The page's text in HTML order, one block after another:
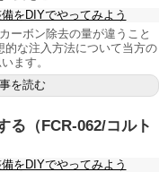
をDIYでやってみよう
ーボン除去の量が違うこと
的な注入方法について当方の
ます。
を読む
る（FCR-062/コルト
をDIYでやってみよう